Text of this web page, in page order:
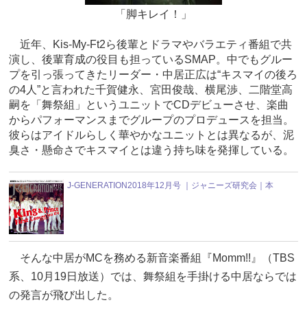
「脚キレイ！」
近年、Kis-My-Ft2ら後輩とドラマやバラエティ番組で共
演し、後輩育成の役目も担っているSMAP。中でもグルー
プを引っ張ってきたリーダー・中居正広は“キスマイの後ろ
の4人”と言われた千賀健永、宮田俊哉、横尾渉、二階堂高
嗣を「舞祭組」というユニットでCDデビューさせ、楽曲
からパフォーマンスまでグループのプロデュースを担当。
彼らはアイドルらしく華やかなユニットとは異なるが、泥
臭さ・懸命さでキスマイとは違う持ち味を発揮している。
J-GENERATION2018年12月号 ｜ジャニーズ研究会｜本
そんな中居がMCを務める新音楽番組『Momm!!』（TBS
系、10月19日放送）では、舞祭組を手掛ける中居ならでは
の発言が飛び出した。